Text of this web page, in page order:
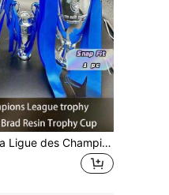
1 Trophée de la Ligue des Champions en résine, Sculpture de trophée sportif Saint Brad, Décoration de maison et de bureau pour fans de football, Cadeau commémoratif pour passionnés de football